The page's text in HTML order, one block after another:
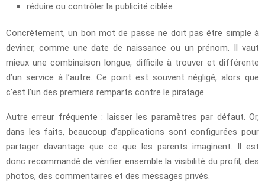
réduire ou contrôler la publicité ciblée
Concrètement, un bon mot de passe ne doit pas être simple à
deviner, comme une date de naissance ou un prénom. Il vaut
mieux une combinaison longue, difficile à trouver et différente
d’un service à l’autre. Ce point est souvent négligé, alors que
c’est l’un des premiers remparts contre le piratage.
Autre erreur fréquente : laisser les paramètres par défaut. Or,
dans les faits, beaucoup d’applications sont configurées pour
partager davantage que ce que les parents imaginent. Il est
donc recommandé de vérifier ensemble la visibilité du profil, des
photos, des commentaires et des messages privés.